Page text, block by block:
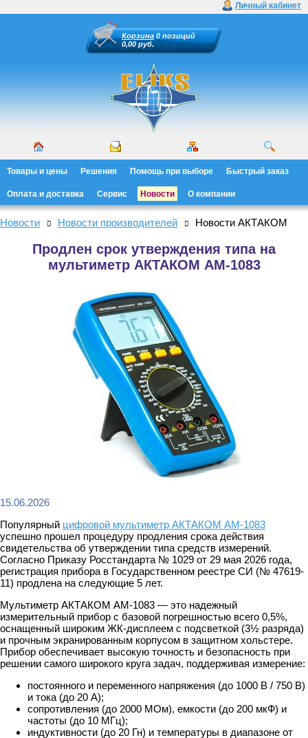
Личный кабинет
Корзина 0 позиций
0,00 руб.
Товары и цены Решения Помощь при выборе Быстрый заказ
Оплата и доставка Сервис Новости О компании
Новости Новости производителей Новости АКТАКОМ
Продлен срок утверждения типа на
мультиметр АКТАКОМ АМ-1083
15.06.2026
Популярный цифровой мультиметр АКТАКОМ АМ-1083
успешно прошел процедуру продления срока действия
свидетельства об утверждении типа средств измерений.
Согласно Приказу Росстандарта № 1029 от 29 мая 2026 года,
регистрация прибора в Государственном реестре СИ (№ 47619-
11) продлена на следующие 5 лет.
Мультиметр АКТАКОМ АМ-1083 — это надежный
измерительный прибор с базовой погрешностью всего 0,5%,
оснащенный широким ЖК-дисплеем с подсветкой (3½ разряда)
и прочным экранированным корпусом в защитном хольстере.
Прибор обеспечивает высокую точность и безопасность при
решении самого широкого круга задач, поддерживая измерение:
постоянного и переменного напряжения (до 1000 В / 750 В)
и тока (до 20 А);
сопротивления (до 2000 МОм), емкости (до 200 мкФ) и
частоты (до 10 МГц);
индуктивности (до 20 Гн) и температуры в диапазоне от